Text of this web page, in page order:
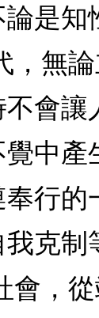
是知
無
會
中
行的
克
，